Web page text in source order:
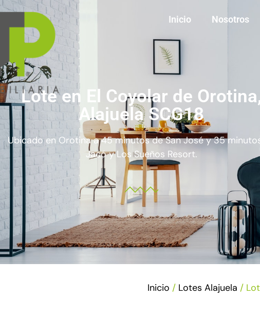
Inicio Nosotros
Lote en El Coyolar de Orotina,
Alajuela SCG18
Ubicado en Orotina a 45 minutos de San José y 35
Jacó y Los Sueños Resort.
Inicio / Lotes Alajuela /